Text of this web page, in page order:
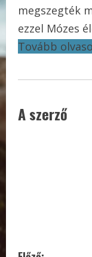
megszegték
ezzel Mózes
Tovább
A szerző